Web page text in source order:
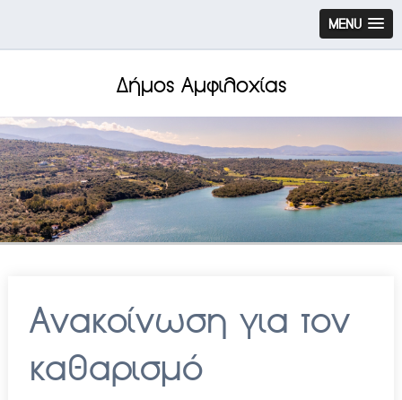
MENU
Δήμος Αμφιλοχίας
Ανακοίνωση για τον
καθαρισμό